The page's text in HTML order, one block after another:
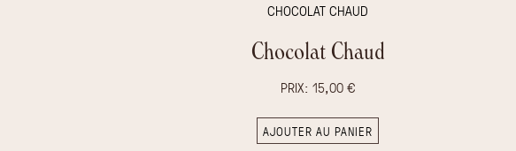
CHOCOLAT CHAUD
Chocolat Chaud
PRIX: 15,00 €
AJOUTER AU PANIER